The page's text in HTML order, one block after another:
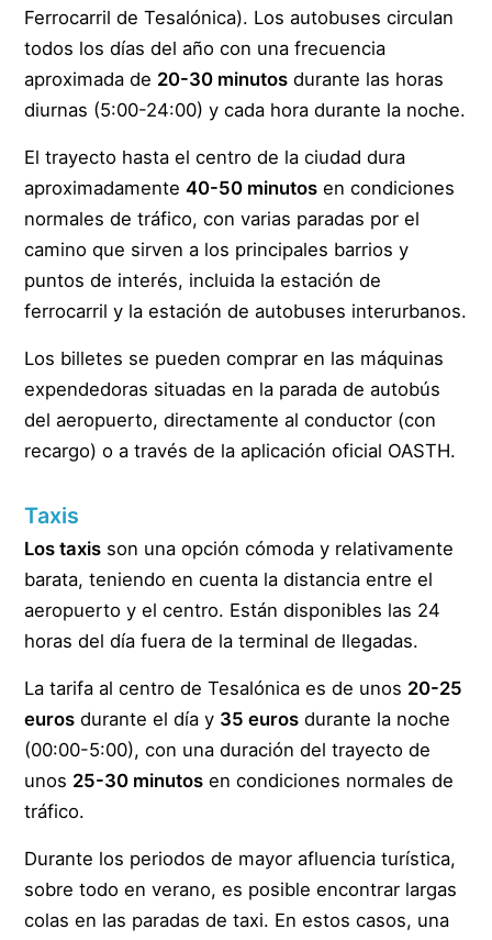
Ferrocarril de Tesalónica). Los autobuses circulan
todos los días del año con una frecuencia
aproximada de 20-30 minutos durante las horas
diurnas (5:00-24:00) y cada hora durante la noche.
El trayecto hasta el centro de la ciudad dura
aproximadamente40-50 minutos en condiciones
normales de tráfico, con varias paradas por el
camino que sirven a los principales barrios y
puntos de interés, incluida la estación de
ferrocarril y la estación de autobuses interurbanos.
Los billetes se pueden comprar en las máquinas
expendedoras situadas en la parada de autobús
del aeropuerto, directamente al conductor (con
recargo) o a través de la aplicación oficial OASTH.
Taxis
Los taxis son una opción cómoda y relativamente
barata, teniendo en cuenta la distancia entre el
aeropuerto y el centro. Están disponibles las 24
horas del día fuera de la terminal de llegadas.
La tarifa al centro de Tesalónica es de unos 20-25
euros durante el día y 35 euros durante la noche
(00:00-5:00), con una duración del trayecto de
unos 25-30 minutos en condiciones normales de
tráfico.
Durante los periodos de mayor afluencia turística,
sobre todo en verano, es posible encontrar largas
colas en las paradas de taxi. En estos casos, una